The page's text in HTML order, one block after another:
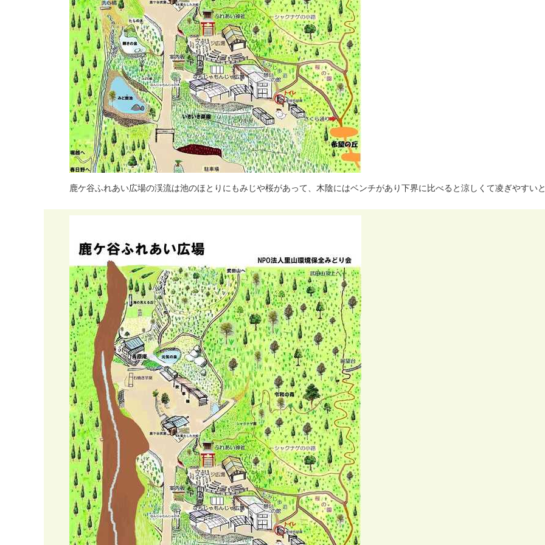
鹿ケ谷ふれあい広場の渓流は池のほと り にもみ じや桜があって、 木陰にはベンチがあ り下界に比べる と涼し く て凌ぎやすいと